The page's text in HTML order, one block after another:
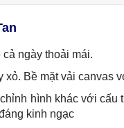
ngày thoải mái.
Bề mặt vải
hình khác với
kinh ngạc